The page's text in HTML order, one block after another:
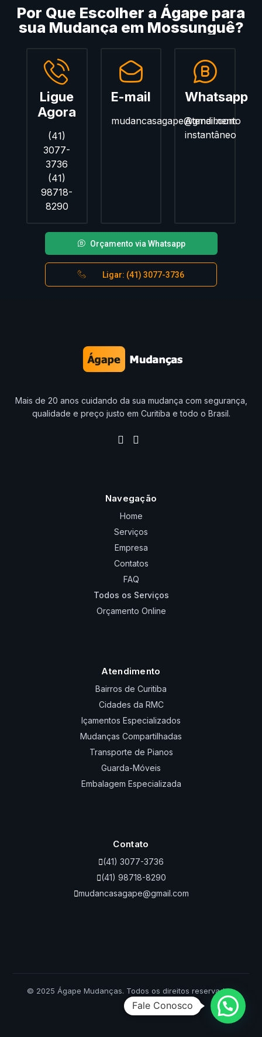
Por Que Escolher a Ágape para
sua Mudança em Mossunguê?
Ligue
Agora
(41)
3077-
3736
(41)
98718-
8290
E-mail
mudancasagape@gmail.com
Whatsapp
Atendimento
instantâneo
Orçamento via Whatsapp
Ligar: (41) 3077-3736
Mais de 20 anos cuidando da sua mudança com segurança,
qualidade e preço justo em Curitiba e todo o Brasil.
Navegação
Home
Serviços
Empresa
Contatos
FAQ
Todos os Serviços
Orçamento Online
Atendimento
Bairros de Curitiba
Cidades da RMC
Içamentos Especializados
Mudanças Compartilhadas
Transporte de Pianos
Guarda-Móveis
Embalagem Especializada
Contato
(41) 3077-3736
(41) 98718-8290
mudancasagape@gmail.com
© 2025 Ágape Mudanças. Todos os direitos reservados.
Fale Conosco